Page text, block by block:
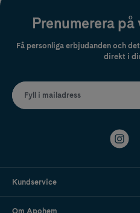
Prenumerera
Få personliga erbjudanden och
direkt i
Fyll i mailadress
Kundservice
Om Apohem